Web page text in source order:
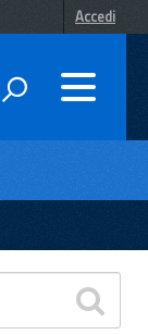
Accedi